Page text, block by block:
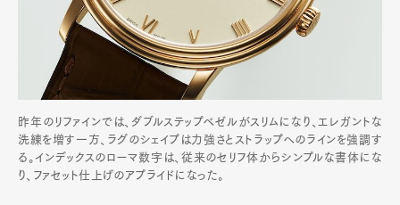
昨年のリファインでは、ダブルステップベゼルがスリムになり、エレガントな
洗練を増す一方、ラグのシェイプは力強さとストラップへのラインを強調す
る。インデックスのローマ数字は、従来のセリフ体からシンプルな書体にな
り、ファセット仕上げのアプライドになった。